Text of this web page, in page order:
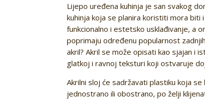
Lijepo uređena kuhinja je san svakog
kuhinja koja se planira koristiti mora biti
funkcionalno i estetsko usklađivanje, a
poprimaju određenu popularnost
akril? Akril se može opisati kao sjajan i
glatkoj i ravnoj teksturi koji ostvaruje
Akrilni sloj će sadržavati plastiku koja
jednostrano ili obostrano, po želji